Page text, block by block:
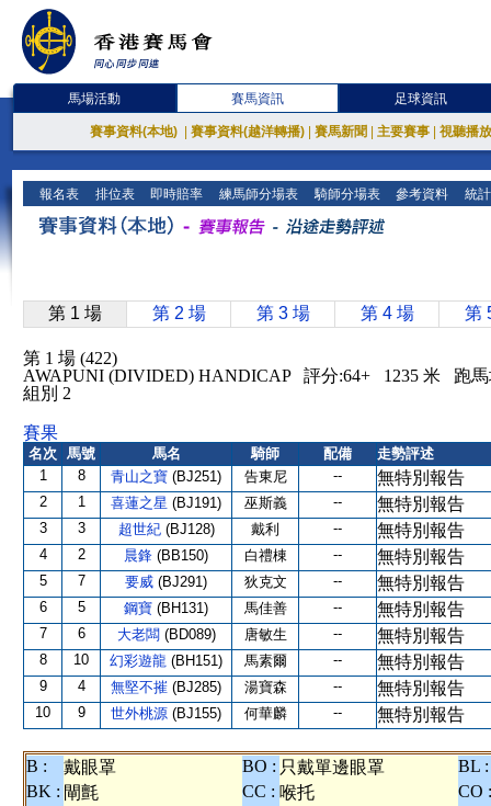
馬場活動 賽馬資訊 足球資訊
賽事資料(本地) 賽事資料(越洋轉播) 賽馬新聞 主要賽事 視聽播
報名表 排位表 即時賠率 練馬師分場表 騎師分場表 參考資料 統
第 1 場 第 2 場 第 3 場 第 4 場 第
第 1 場 (422)
AWAPUNI (DIVIDED) HANDICAP 評分:64+ 1235 米 跑
組別 2
賽果
名次 馬號 馬名 騎師 配備
走勢評述
1
8 青山之寶 (BJ251) 告東尼 -- 無特別報告
2 1 喜蓮之星 (BJ191) 巫斯義 -- 無特別報告
3 3 超世紀 (BJ128) 戴利 -- 無特別報告
4 2 晨鋒 (BB150) 白禮棟 -- 無特別報告
5 7 要威 (BJ291) 狄克文 -- 無特別報告
6 5 鋼寶 (BH131) 馬佳善 -- 無特別報告
7 6 大老闆 (BD089) 唐敏生 -- 無特別報告
8 10 幻彩遊龍 (BH151) 馬素爾 -- 無特別報告
9 4 無堅不摧 (BJ285) 湯寶森 -- 無特別報告
10 9 世外桃源 (BJ155) 何華麟 -- 無特別報告
B : 戴眼罩 BO : 只戴單邊眼罩
BL :
BK : 閘氈 CC : 喉托
CO :